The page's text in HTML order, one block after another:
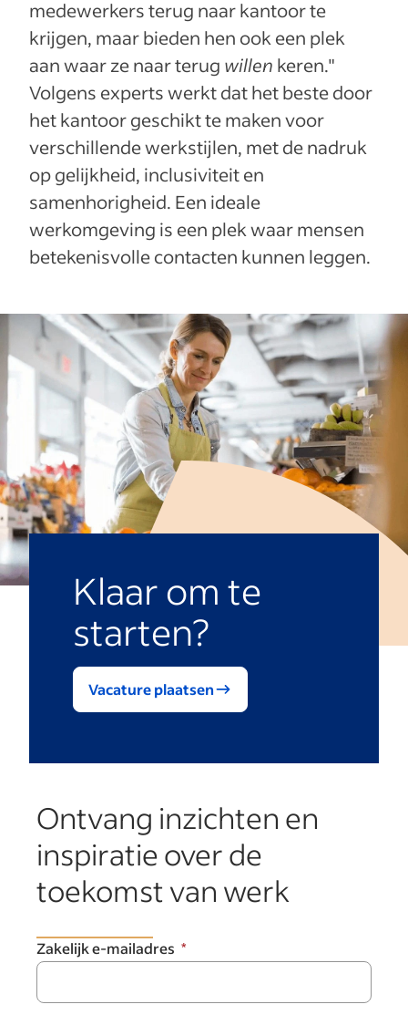
medewerkers terug naar kantoor te
krijgen, maar bieden hen ook een plek
aan waar ze naar terug willen keren."
Volgens experts werkt dat het beste door
het kantoor geschikt te maken voor
verschillende werkstijlen, met de nadruk
op gelijkheid, inclusiviteit en
samenhorigheid. Een ideale
werkomgeving is een plek waar mensen
betekenisvolle contacten kunnen leggen.
Klaar om te
starten?
Vacature plaatsen
Ontvang inzichten en
inspiratie over de
toekomst van werk
Zakelijk e-mailadres